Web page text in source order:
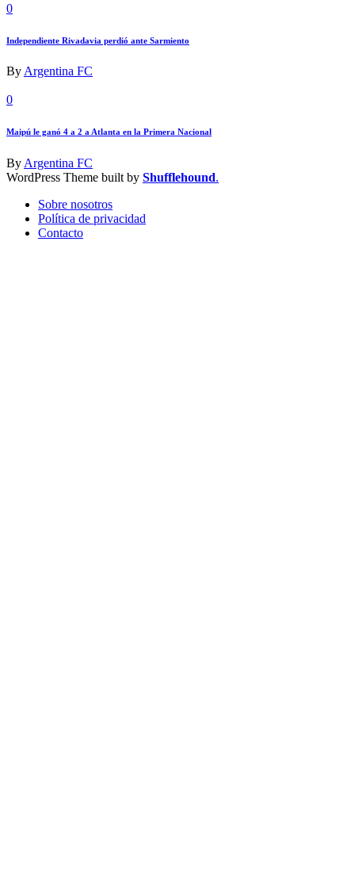
0
Independiente Rivadavia perdió ante Sarmiento
ByArgentina FC
0
Maipú le ganó 4 a 2 a Atlanta en la Primera Nacional
ByArgentina FC
WordPress Theme built by Shufflehound.
Sobre nosotros
Política de privacidad
Contacto